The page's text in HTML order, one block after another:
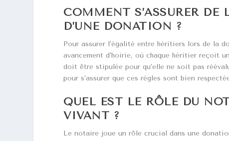
COMMENT S’ASSURER DE
D’UNE DONATION ?
Pour assurer l’égalité entre héritiers lors de la
avancement d’hoirie, où chaque héritier reçoit
doit être stipulée pour qu’elle ne soit pas
pour s’assurer que ces règles sont bien
QUEL EST LE RÔLE DU
VIVANT ?
Le notaire joue un rôle crucial dans une